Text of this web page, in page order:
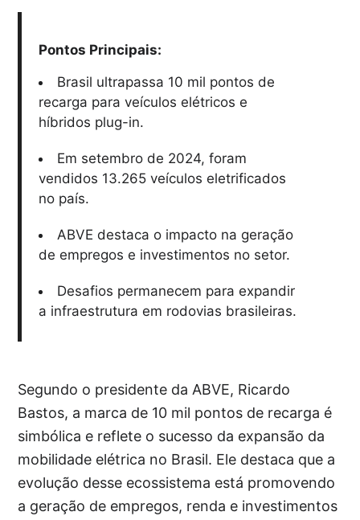
Pontos Principais:
Brasil ultrapassa 10 mil pontos de
recarga para veículos elétricos e
híbridos plug-in.
Em setembro de 2024, foram
vendidos 13.265 veículos eletrificados
no país.
ABVE destaca o impacto na geração
de empregos e investimentos no setor.
Desafios permanecem para expandir
a infraestrutura em rodovias brasileiras.
Segundo o presidente da ABVE, Ricardo
Bastos, a marca de 10 mil pontos de recarga é
simbólica e reflete o sucesso da expansão da
mobilidade elétrica no Brasil. Ele destaca que a
evolução desse ecossistema está promovendo
a geração de empregos, renda e investimentos